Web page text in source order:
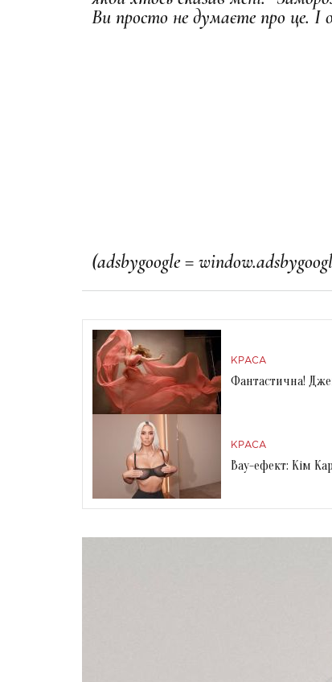
Ви просто не думаєте про це. І
КРАСА
Фантастична!
КРАСА
Вау-ефект: Кім